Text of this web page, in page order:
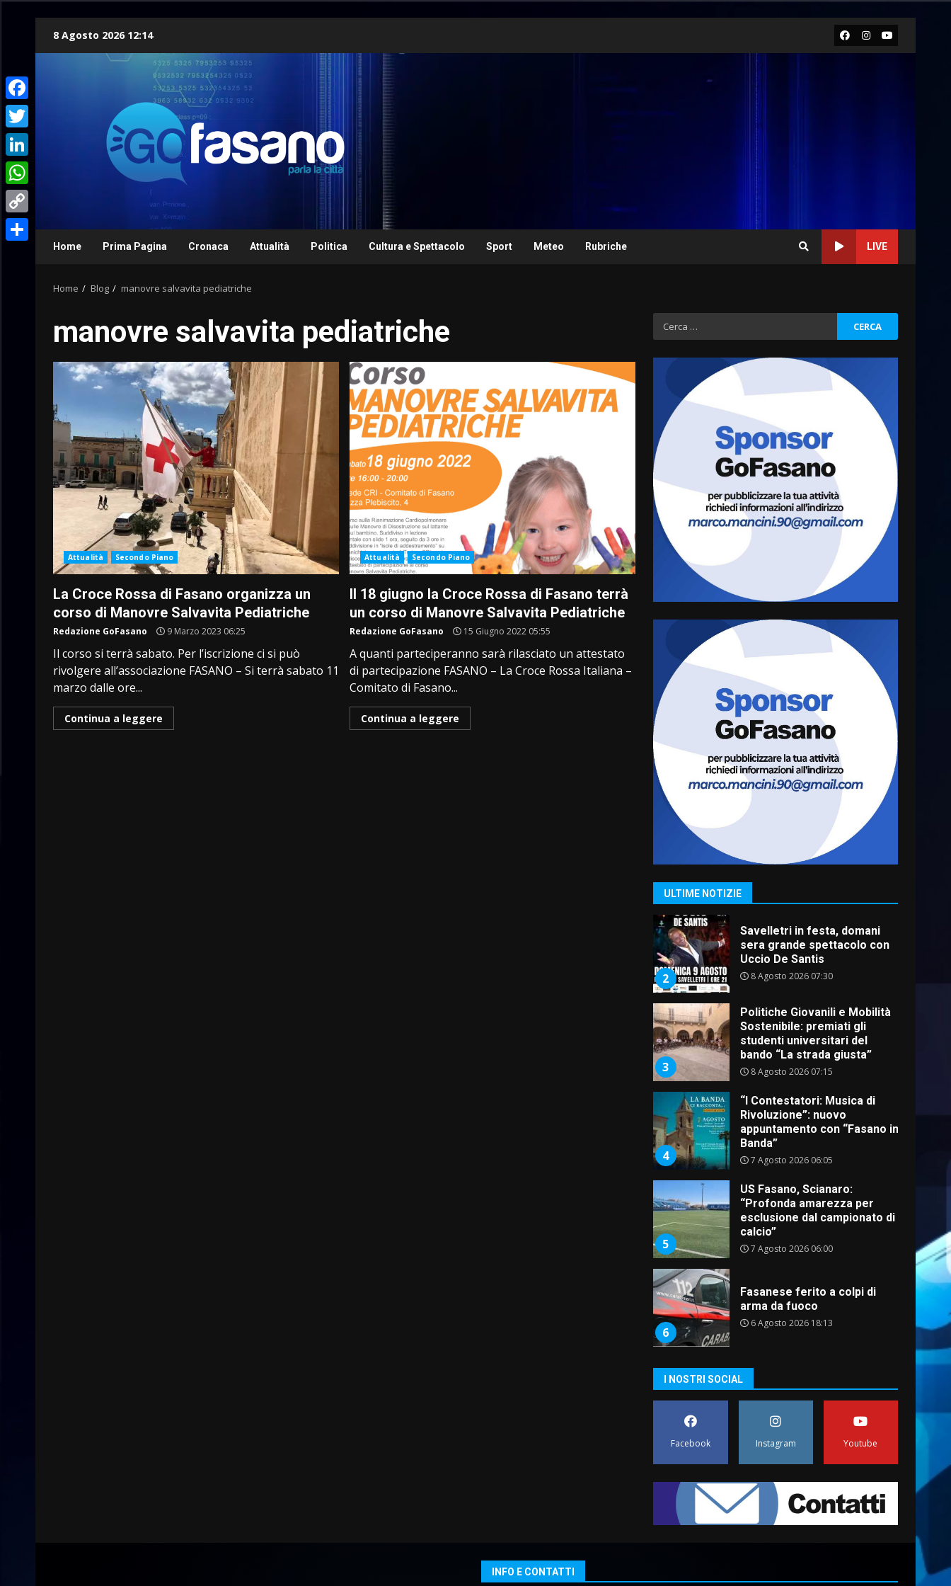
8 Agosto 2026 12:14 Facebook
Instagram
Youtube
Home Prima Pagina Cronaca Attualità Politica Cultura e Spettacolo Sport Meteo Rubriche LIVE
Home Blog manovre salvavita pediatriche
manovre salvavita pediatriche
Attualità Secondo Piano
La Croce Rossa di Fasano organizza un
corso di Manovre Salvavita Pediatriche
Redazione GoFasano 9 Marzo 2023 06:25
Il corso si terrà sabato. Per l’iscrizione ci si può
rivolgere all’associazione FASANO – Si terrà sabato 11
marzo dalle ore...
Continua a leggere
Attualità Secondo Piano
Il 18 giugno la Croce Rossa di Fasano terrà
un corso di Manovre Salvavita Pediatriche
Redazione GoFasano 15 Giugno 2022 05:55
A quanti parteciperanno sarà rilasciato un attestato
di partecipazione FASANO – La Croce Rossa Italiana –
Comitato di Fasano...
Continua a leggere
Ricerca
per:
ULTIME NOTIZIE
Politiche Giovanili e Mobilità
studenti universitari del
bando “La strada giusta”
8 Agosto 2026 07:15
4
“I Contestatori: Musica di
Rivoluzione”: nuovo
appuntamento con “Fasano in
Banda”
7 Agosto 2026 06:05
5
US Fasano, Scianaro:
“Profonda amarezza per
esclusione dal campionato di
7 Agosto 2026 06:00
Fasanese ferito a colpi di
arma da fuoco
6 Agosto 2026 18:13
7
Carta d’identità: continua il
piano di aperture
straordinarie del Comune di
Fasano
6 Agosto 2026 14:16
1
La Banda Città di Fasano apre
ufficialmente la Festa di
2
Savelletri in festa, domani
sera grande spettacolo con
Uccio De Santis
8 Agosto 2026 07:30
3
Politiche Giovanili e Mobilità
Sostenibile: premiati gli
studenti universitari del
bando “La strada giusta”
8 Agosto 2026 07:15
4
“I Contestatori: Musica di
Rivoluzione”: nuovo
appuntamento con “Fasano in
Banda”
7 Agosto 2026 06:05
5
US Fasano, Scianaro:
“Profonda amarezza per
esclusione dal campionato di
calcio”
7 Agosto 2026 06:00
6
Fasanese ferito a colpi di
arma da fuoco
6 Agosto 2026 18:13
Carta d’identità: continua il
piano di aperture
6 Agosto 2026 14:16
La Banda Città di Fasano apre
Savelletri
8 Agosto 2026 11:00
Uccio De Santis
I NOSTRI SOCIAL
Facebook Instagram Youtube
INFO E CONTATTI
Facebook
Twitter
LinkedIn
WhatsApp
Copy